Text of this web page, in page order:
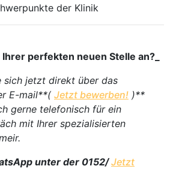
der Klinik
perfekten neuen Stelle an?_
sich jetzt direkt über das
E-mail**( Jetzt bewerben! )**
gerne telefonisch für ein
mit Ihrer spezialisierten
unter der 0152/Jetzt